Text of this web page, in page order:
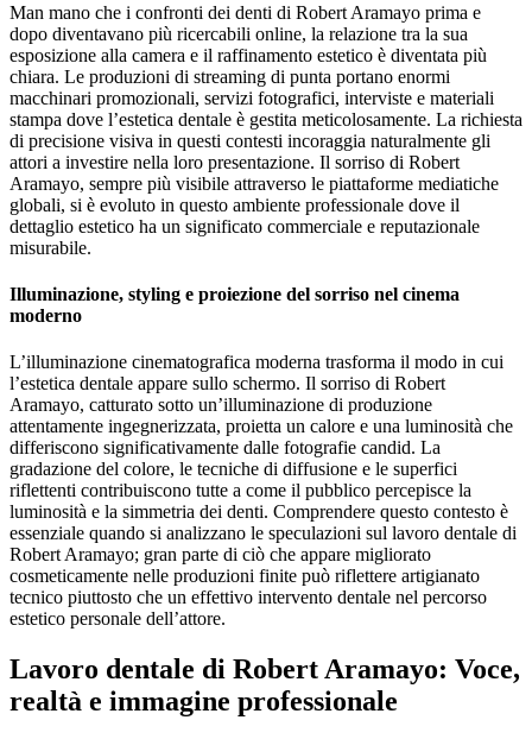
Man mano che i confronti dei denti di Robert Aramayo prima e
dopo diventavano più ricercabili online, la relazione tra la sua
esposizione alla camera e il raffinamento estetico è diventata più
chiara. Le produzioni di streaming di punta portano enormi
macchinari promozionali, servizi fotografici, interviste e materiali
stampa dove l’estetica dentale è gestita meticolosamente. La richiesta
di precisione visiva in questi contesti incoraggia naturalmente gli
attori a investire nella loro presentazione. Il sorriso di Robert
Aramayo, sempre più visibile attraverso le piattaforme mediatiche
globali, si è evoluto in questo ambiente professionale dove il
dettaglio estetico ha un significato commerciale e reputazionale
misurabile.
Illuminazione, styling e proiezione del sorriso nel cinema
moderno
L’illuminazione cinematografica moderna trasforma il modo in cui
l’estetica dentale appare sullo schermo. Il sorriso di Robert
Aramayo, catturato sotto un’illuminazione di produzione
attentamente ingegnerizzata, proietta un calore e una luminosità che
differiscono significativamente dalle fotografie candid. La
gradazione del colore, le tecniche di diffusione e le superfici
riflettenti contribuiscono tutte a come il pubblico percepisce la
luminosità e la simmetria dei denti. Comprendere questo contesto è
essenziale quando si analizzano le speculazioni sul lavoro dentale di
Robert Aramayo; gran parte di ciò che appare migliorato
cosmeticamente nelle produzioni finite può riflettere artigianato
tecnico piuttosto che un effettivo intervento dentale nel percorso
estetico personale dell’attore.
Lavoro dentale di Robert Aramayo: Voce,
realtà e immagine professionale